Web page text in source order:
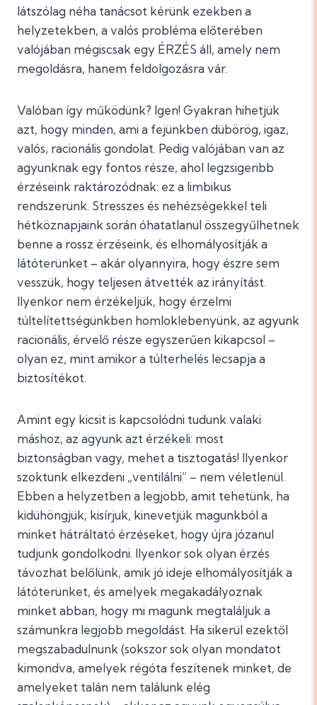
látszólag néha tanácsot kérünk ezekben a
helyzetekben, a valós probléma előterében
valójában mégiscsak egy ÉRZÉS áll, amely nem
megoldásra, hanem feldolgozásra vár.
Valóban így működünk? Igen! Gyakran hihetjük
azt, hogy minden, ami a fejünkben dübörög, igaz,
valós, racionális gondolat. Pedig valójában van az
agyunknak egy fontos része, ahol legzsigeribb
érzéseink raktározódnak: ez a limbikus
rendszerünk. Stresszes és nehézségekkel teli
hétköznapjaink során óhatatlanul összegyűlhetnek
benne a rossz érzéseink, és elhomályosítják a
látóterünket – akár olyannyira, hogy észre sem
vesszük, hogy teljesen átvették az irányítást.
Ilyenkor nem érzékeljük, hogy érzelmi
túltelítettségünkben homloklebenyünk, az agyunk
racionális, érvelő része egyszerűen kikapcsol –
olyan ez, mint amikor a túlterhelés lecsapja a
biztosítékot.
Amint egy kicsit is kapcsolódni tudunk valaki
máshoz, az agyunk azt érzékeli: most
biztonságban vagy, mehet a tisztogatás! Ilyenkor
szoktunk elkezdeni „ventilálni” – nem véletlenül.
Ebben a helyzetben a legjobb, amit tehetünk, ha
kidühöngjük, kisírjuk, kinevetjük magunkból a
minket hátráltató érzéseket, hogy újra józanul
tudjunk gondolkodni. Ilyenkor sok olyan érzés
távozhat belőlünk, amik jó ideje elhomályosítják a
látóterünket, és amelyek megakadályoznak
minket abban, hogy mi magunk megtaláljuk a
számunkra legjobb megoldást. Ha sikerül ezektől
megszabadulnunk (sokszor sok olyan mondatot
kimondva, amelyek régóta feszítenek minket, de
amelyeket talán nem találunk elég